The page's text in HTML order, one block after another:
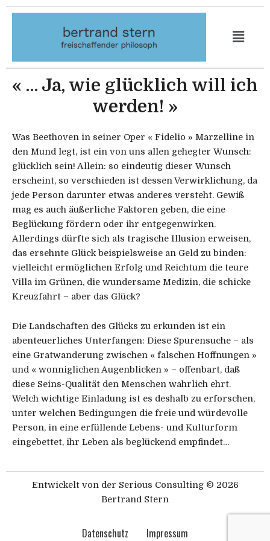
Aller
« … Ja, wie glücklich will ich
werden! »
Was Beethoven in seiner Oper « Fidelio » Marzelline in
den Mund legt, ist ein von uns allen gehegter Wunsch:
glücklich sein! Allein: so eindeutig dieser Wunsch
erscheint, so verschieden ist dessen Verwirklichung, da
jede Person darunter etwas anderes versteht. Gewiß
mag es auch äußerliche Faktoren geben, die eine
Beglückung fördern oder ihr entgegenwirken.
Allerdings dürfte sich als tragische Illusion erweisen,
das ersehnte Glück beispielsweise an Geld zu binden:
vielleicht ermöglichen Erfolg und Reichtum die teure
Villa im Grünen, die wundersame Medizin, die schicke
Kreuzfahrt – aber das Glück?
Die Landschaften des Glücks zu erkunden ist ein
abenteuerliches Unterfangen: Diese Spurensuche – als
eine Gratwanderung zwischen « falschen Hoffnungen »
und « wonniglichen Augenblicken » – offenbart, daß
diese Seins-Qualität den Menschen wahrlich ehrt.
Welch wichtige Einladung ist es deshalb zu erforschen,
unter welchen Bedingungen die freie und würdevolle
Person, in eine erfüllende Lebens- und Kulturform
eingebettet, ihr Leben als beglückend empfindet…
Entwickelt von der Serious Consulting© 2026
Bertrand Stern
Datenschutz Impressum